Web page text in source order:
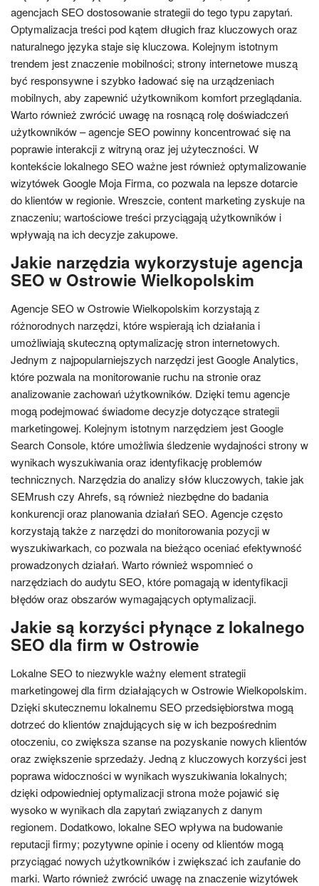
agencjach SEO dostosowanie strategii do tego typu zapytań.
Optymalizacja treści pod kątem długich fraz kluczowych oraz
naturalnego języka staje się kluczowa. Kolejnym istotnym
trendem jest znaczenie mobilności; strony internetowe muszą
być responsywne i szybko ładować się na urządzeniach
mobilnych, aby zapewnić użytkownikom komfort przeglądania.
Warto również zwrócić uwagę na rosnącą rolę doświadczeń
użytkowników – agencje SEO powinny koncentrować się na
poprawie interakcji z witryną oraz jej użyteczności. W
kontekście lokalnego SEO ważne jest również optymalizowanie
wizytówek Google Moja Firma, co pozwala na lepsze dotarcie
do klientów w regionie. Wreszcie, content marketing zyskuje na
znaczeniu; wartościowe treści przyciągają użytkowników i
wpływają na ich decyzje zakupowe.
Jakie narzędzia wykorzystuje agencja
SEO w Ostrowie Wielkopolskim
Agencje SEO w Ostrowie Wielkopolskim korzystają z
różnorodnych narzędzi, które wspierają ich działania i
umożliwiają skuteczną optymalizację stron internetowych.
Jednym z najpopularniejszych narzędzi jest Google Analytics,
które pozwala na monitorowanie ruchu na stronie oraz
analizowanie zachowań użytkowników. Dzięki temu agencje
mogą podejmować świadome decyzje dotyczące strategii
marketingowej. Kolejnym istotnym narzędziem jest Google
Search Console, które umożliwia śledzenie wydajności strony w
wynikach wyszukiwania oraz identyfikację problemów
technicznych. Narzędzia do analizy słów kluczowych, takie jak
SEMrush czy Ahrefs, są również niezbędne do badania
konkurencji oraz planowania działań SEO. Agencje często
korzystają także z narzędzi do monitorowania pozycji w
wyszukiwarkach, co pozwala na bieżąco oceniać efektywność
prowadzonych działań. Warto również wspomnieć o
narzędziach do audytu SEO, które pomagają w identyfikacji
błędów oraz obszarów wymagających optymalizacji.
Jakie są korzyści płynące z lokalnego
SEO dla firm w Ostrowie
Lokalne SEO to niezwykle ważny element strategii
marketingowej dla firm działających w Ostrowie Wielkopolskim.
Dzięki skutecznemu lokalnemu SEO przedsiębiorstwa mogą
dotrzeć do klientów znajdujących się w ich bezpośrednim
otoczeniu, co zwiększa szanse na pozyskanie nowych klientów
oraz zwiększenie sprzedaży. Jedną z kluczowych korzyści jest
poprawa widoczności w wynikach wyszukiwania lokalnych;
dzięki odpowiedniej optymalizacji strona może pojawić się
wysoko w wynikach dla zapytań związanych z danym
regionem. Dodatkowo, lokalne SEO wpływa na budowanie
reputacji firmy; pozytywne opinie i oceny od klientów mogą
przyciągać nowych użytkowników i zwiększać ich zaufanie do
marki. Warto również zwrócić uwagę na znaczenie wizytówek